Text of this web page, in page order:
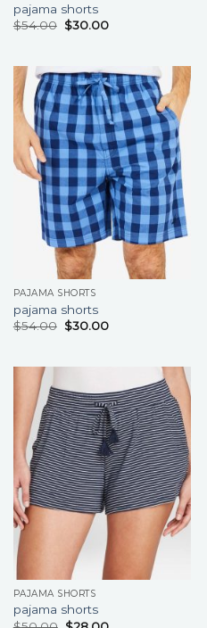
pajama shorts
$54.00 $30.00
PAJAMA SHORTS
pajama shorts
$54.00 $30.00
PAJAMA SHORTS
pajama shorts